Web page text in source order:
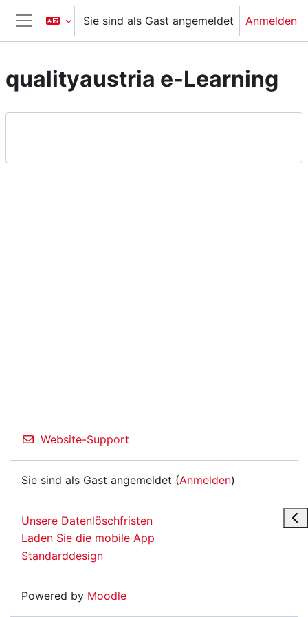
Zum Hauptinhalt
Website-Übersicht
Sie sind als Gast angemeldet Anmelden
qualityaustria e-Learning
Website-Support
Sie sind als Gast angemeldet (Anmelden)
Unsere Datenlöschfristen
Laden Sie die mobile App
Standarddesign
Powered by Moodle